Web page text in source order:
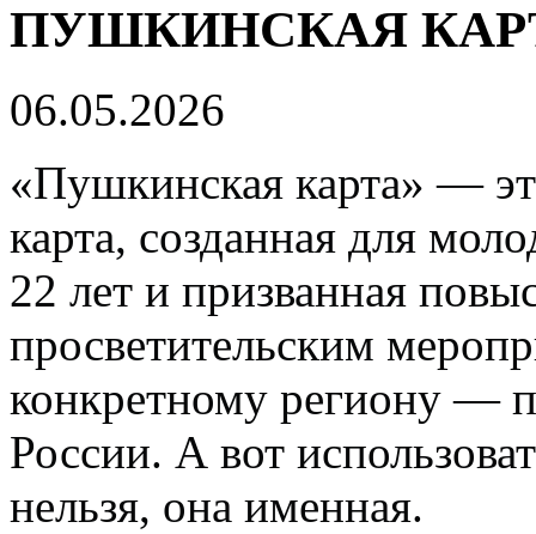
ПУШКИНСКАЯ
06.05.2026
«Пушкинская карта» —
карта, созданная для
22 лет и призванная
просветительским
конкретному региону —
России. А вот
нельзя, она именная.